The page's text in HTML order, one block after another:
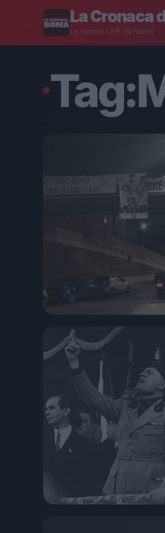
La Cronaca
Le notizie LIVE da Roma
Tag: